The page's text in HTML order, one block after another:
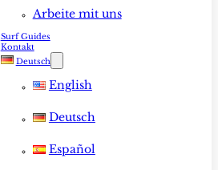
Arbeite mit uns
Surf Guides
Kontakt
Deutsch
English
Deutsch
Español